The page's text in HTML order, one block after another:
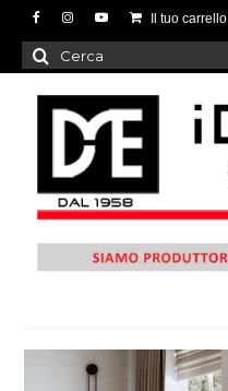
Il tuo carrello
Cerca: